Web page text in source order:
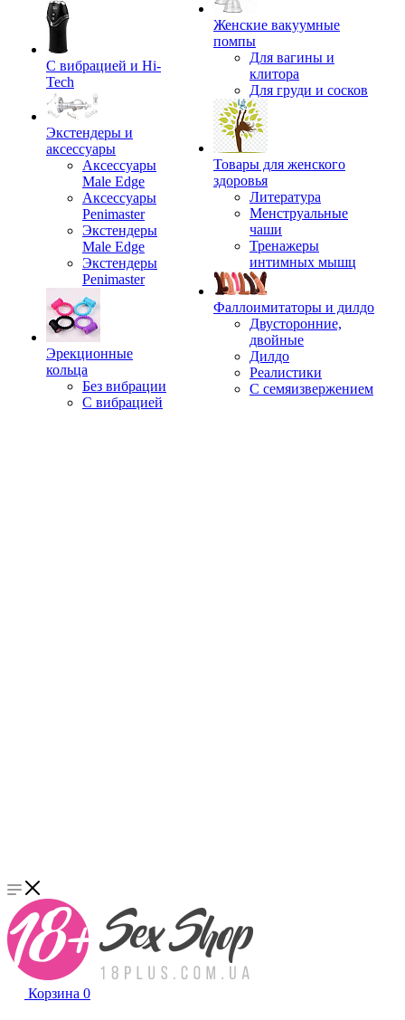
С вибрацией и Hi-
Tech
Экстендеры и
аксессуары
Аксессуары
Male Edge
Аксессуары
Penimaster
Экстендеры
Male Edge
Экстендеры
Penimaster
Эрекционные
кольца
Без вибрации
С вибрацией
Женские вакуумные
помпы
Для вагины и
клитора
Для груди и сосков
Товары для женского
здоровья
Литература
Менструальные
чаши
Тренажеры
интимных мышц
Фаллоимитаторы и дилдо
Двусторонние,
двойные
Дилдо
Реалистики
С семяизвержением
Корзина 0